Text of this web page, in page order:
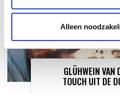
Alleen
GLÜHWEIN VAN
TOUCH UIT DE